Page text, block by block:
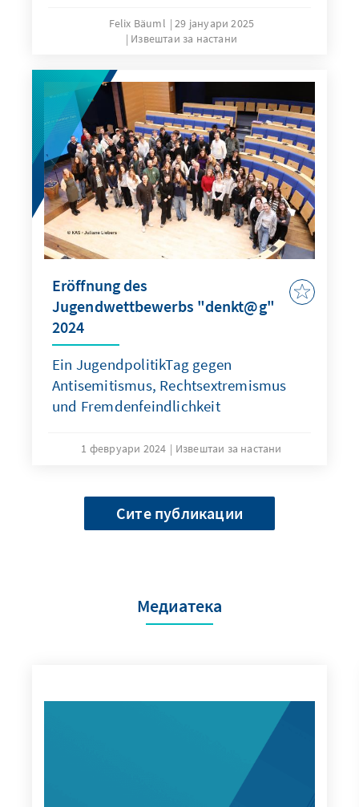
Felix Bäuml
29 јануари 2025
Извештаи за настани
Eröffnung des
Jugendwettbewerbs "denkt@g"
2024
Ein JugendpolitikTag gegen
Antisemitismus, Rechtsextremismus
und Fremdenfeindlichkeit
1 февруари 2024 Извештаи за настани
Сите публикации
Медиатека